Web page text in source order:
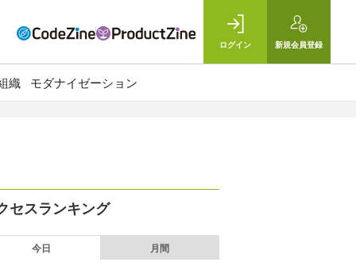
ログイン 新規会員登録
織 モダナイゼーション
セスランキング
今日 月間